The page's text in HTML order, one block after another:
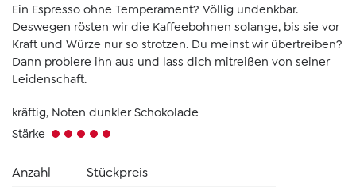
Ein Espresso ohne Temperament? Völlig undenkbar.
Deswegen rösten wir die Kaffeebohnen solange, bis sie vor
Kraft und Würze nur so strotzen. Du meinst wir übertreiben?
Dann probiere ihn aus und lass dich mitreißen von seiner
Leidenschaft.
kräftig, Noten dunkler Schokolade
Stärke
Anzahl Stückpreis